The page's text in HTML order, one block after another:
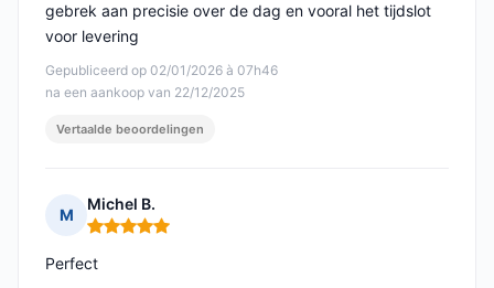
Gepubliceerd op 02/01/2026 à 07h46
na een aankoop van 22/12/2025
gebrek aan precisie over de dag en vooral het tijdslot
voor levering
Vertaalde beoordelingen
M
Michel B.
Opmerking: 5 van 5
Perfect